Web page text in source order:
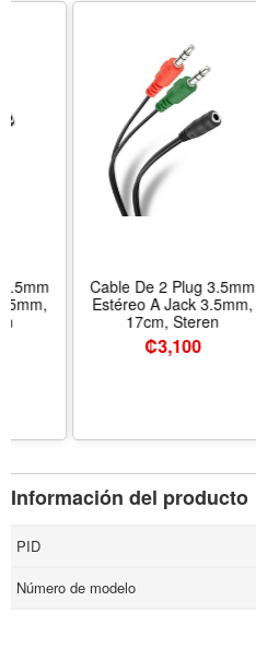
Cable De 2 Plug 3.5mm
Estéreo A Jack 3.5mm,
17cm, Steren
₡3,100
Información del producto
PID
Número de modelo